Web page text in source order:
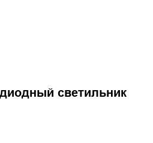
светильник